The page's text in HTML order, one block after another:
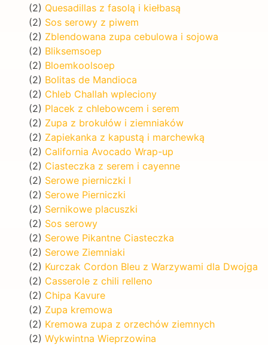
(2) Quesadillas z fasolą i kiełbasą
(2) Sos serowy z piwem
(2) Zblendowana zupa cebulowa i sojowa
(2) Bliksemsoep
(2) Bloemkoolsoep
(2) Bolitas de Mandioca
(2) Chleb Challah wpleciony
(2) Placek z chlebowcem i serem
(2) Zupa z brokułów i ziemniaków
(2) Zapiekanka z kapustą i marchewką
(2) California Avocado Wrap-up
(2) Ciasteczka z serem i cayenne
(2) Serowe pierniczki I
(2) Serowe Pierniczki
(2) Sernikowe placuszki
(2) Sos serowy
(2) Serowe Pikantne Ciasteczka
(2) Serowe Ziemniaki
(2) Kurczak Cordon Bleu z Warzywami dla Dwojga
(2) Casserole z chili relleno
(2) Chipa Kavure
(2) Zupa kremowa
(2) Kremowa zupa z orzechów ziemnych
(2) Wykwintna Wieprzowina